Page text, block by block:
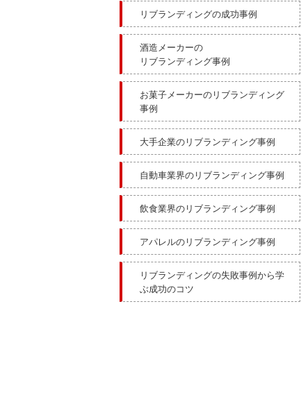
リブランディングの成功事例
酒造メーカーの
リブランディング事例
お菓子メーカーのリブランディング
事例
大手企業のリブランディング事例
自動車業界のリブランディング事例
飲食業界のリブランディング事例
アパレルのリブランディング事例
リブランディングの失敗事例から学
ぶ成功のコツ